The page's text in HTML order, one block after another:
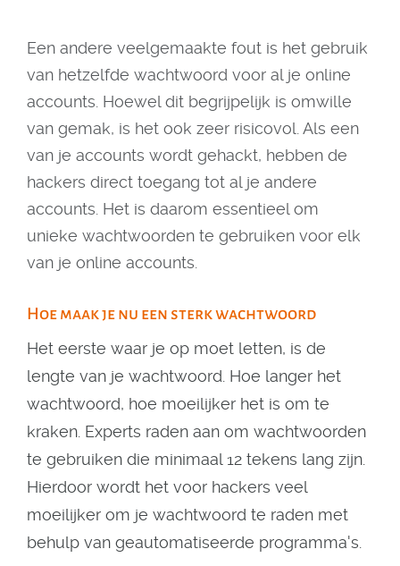
Een andere veelgemaakte fout is het gebruik
van hetzelfde wachtwoord voor al je online
accounts. Hoewel dit begrijpelijk is omwille
van gemak, is het ook zeer risicovol. Als een
van je accounts wordt gehackt, hebben de
hackers direct toegang tot al je andere
accounts. Het is daarom essentieel om
unieke wachtwoorden te gebruiken voor elk
van je online accounts.
Hoe maak je nu een sterk wachtwoord
Het eerste waar je op moet letten, is de
lengte van je wachtwoord. Hoe langer het
wachtwoord, hoe moeilijker het is om te
kraken. Experts raden aan om wachtwoorden
te gebruiken die minimaal 12 tekens lang zijn.
Hierdoor wordt het voor hackers veel
moeilijker om je wachtwoord te raden met
behulp van geautomatiseerde programma's.